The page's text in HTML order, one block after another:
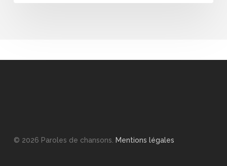
© 2026 Paroles de chansons. Mentions légales